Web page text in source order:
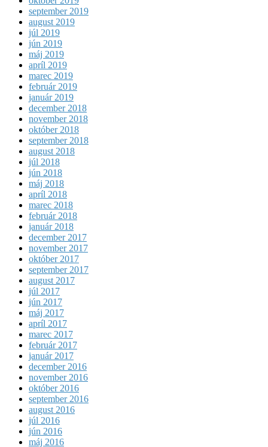
september 2019
august 2019
júl 2019
jún 2019
máj 2019
apríl 2019
marec 2019
február 2019
január 2019
december 2018
november 2018
október 2018
september 2018
august 2018
júl 2018
jún 2018
máj 2018
apríl 2018
marec 2018
február 2018
január 2018
december 2017
november 2017
október 2017
september 2017
august 2017
júl 2017
jún 2017
máj 2017
apríl 2017
marec 2017
február 2017
január 2017
december 2016
november 2016
október 2016
september 2016
august 2016
júl 2016
jún 2016
máj 2016